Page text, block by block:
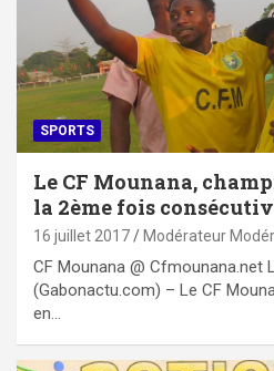
SPORTS
Le CF Mounana,
la 2ème fois
16 juillet 2017 Modérateur
CF Mounana @ Cfmounana.net
(Gabonactu.com) – Le CF
en…